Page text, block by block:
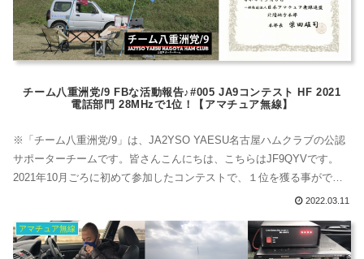
チーム八重洲党/9 FBな活動報告♪#005 JA9コンテスト HF 2021
電話部門 28MHzで1位！【アマチュア無線】
※「チーム八重洲党/9」は、JA2YSO YAESU名古屋ハムクラブの公認
サポーターチームです。皆さんこんにちは、こちらはJF9QYVです。
2021年10月ごろに初めて参加したコンテストで、１位を獲る事ができ
ましたぁ⭐️いろんな方にサポートされてこういった結果を残す事ができ
の場を借りてお礼申し上げます。皆様、どうもありがとうございま
す！...
2022.03.11
アマチュア無線